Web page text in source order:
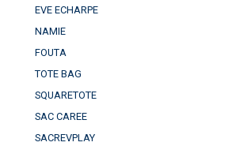
EVE ECHARPE
NAMIE
FOUTA
TOTE BAG
SQUARETOTE
SAC CAREE
SACREVPLAY